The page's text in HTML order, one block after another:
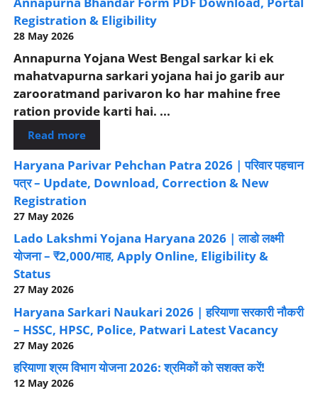
Registration & Eligibility
28 May 2026
Annapurna Yojana West Bengal sarkar ki ek
mahatvapurna sarkari yojana hai jo garib aur
zarooratmand parivaron ko har mahine free
ration provide karti hai. ...
Read more
Haryana Parivar Pehchan Patra 2026 | परिवार पहचान
पत्र – Update, Download, Correction & New
Registration
27 May 2026
Lado Lakshmi Yojana Haryana 2026 | लाडो लक्ष्मी
योजना – ₹2,000/माह, Apply Online, Eligibility &
Status
27 May 2026
Haryana Sarkari Naukari 2026 | हरियाणा सरकारी नौकरी
– HSSC, HPSC, Police, Patwari Latest Vacancy
27 May 2026
हरियाणा श्रम विभाग योजना 2026: श्रमिकों को सशक्त करें!
12 May 2026